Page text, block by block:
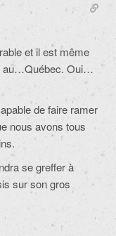
et il est même
au…Québec. Oui…
de faire ramer
nous avons tous
se greffer à
sur son gros